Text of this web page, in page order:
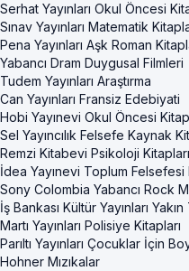
Serhat Yayınları Okul Öncesi
Sınav Yayınları Matematik
Pena Yayınları Aşk Roman
Yabancı Dram Duygusal Filmleri
Tudem Yayınları Araştırma
Can Yayınları Fransiz Edebiyati
Hobi Yayınevi Okul Öncesi
Sel Yayıncılık Felsefe Kaynak
Remzi Kitabevi Psikoloji Kitapları
İdea Yayınevi Toplum Felsefesi
Sony Colombia Yabancı Rock
İş Bankası Kültür Yayınları
Martı Yayınları Polisiye Kitapları
Parıltı Yayınları Çocuklar İçin
Hohner Mızıkalar